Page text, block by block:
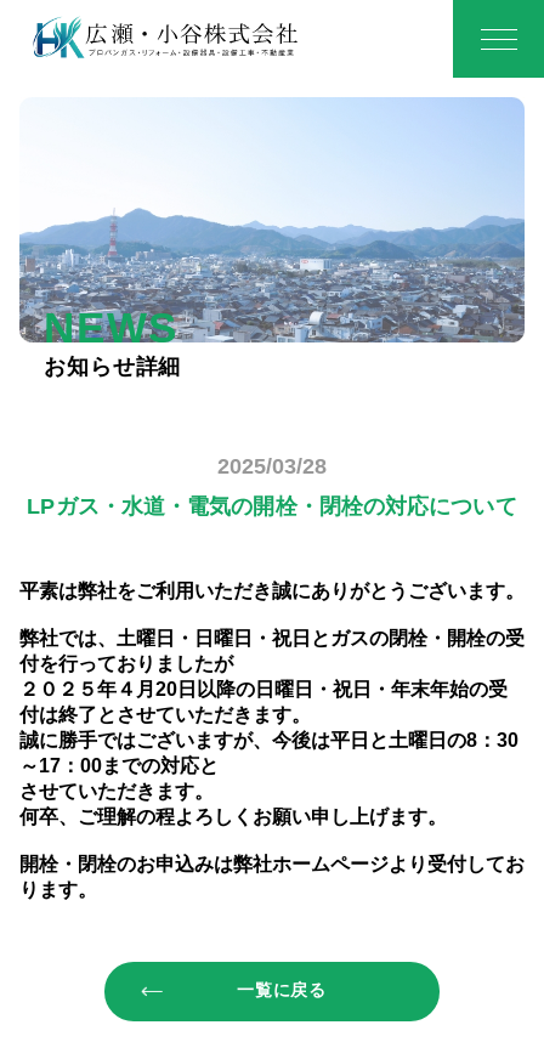
NEWS
お知らせ詳細
2025/03/28
LPガス・水道・電気の開栓・閉栓の対応について
平素は弊社をご利用いただき誠にありがとうございます。
弊社では、土曜日・日曜日・祝日とガスの閉栓・開栓の受
付を行っておりましたが
２０２５年４月20日以降の日曜日・祝日・年末年始の受
付は終了とさせていただきます。
誠に勝手ではございますが、今後は平日と土曜日の8：30
～17：00までの対応と
させていただきます。
何卒、ご理解の程よろしくお願い申し上げます。
開栓・閉栓のお申込みは弊社ホームページより受付してお
ります。
一覧に戻る